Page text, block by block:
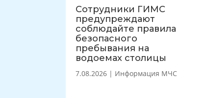
Сотрудники ГИМС
предупреждают
соблюдайте правила
безопасного
пребывания на
водоемах столицы
7.08.2026 | Информация МЧС